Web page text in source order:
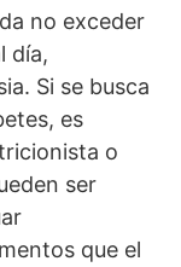
no exceder
día,
Si se busca
es
o
ser
que el